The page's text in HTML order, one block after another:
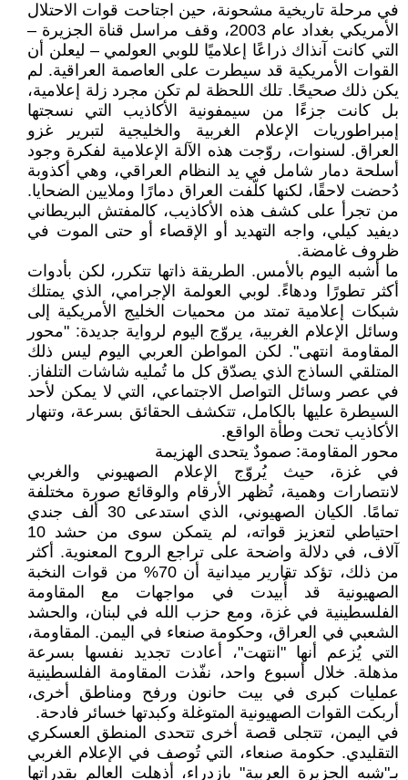
في مرحلة تاريخية مشحونة، حين اجتاحت قوات الاحتلال
الأمريكي بغداد عام 2003، وقف مراسل قناة الجزيرة –
التي كانت آنذاك ذراعًا إعلاميًا للوبي العولمي – ليعلن أن
القوات الأمريكية قد سيطرت على العاصمة العراقية. لم
يكن ذلك صحيحًا. تلك اللحظة لم تكن مجرد زلة إعلامية،
بل كانت جزءًا من سيمفونية الأكاذيب التي نسجتها
إمبراطوريات الإعلام الغربية والخليجية لتبرير غزو
العراق. لسنوات، روّجت هذه الآلة الإعلامية لفكرة وجود
أسلحة دمار شامل في يد النظام العراقي، وهي أكذوبة
دُحضت لاحقًا، لكنها كلّفت العراق دمارًا وملايين الضحايا.
من تجرأ على كشف هذه الأكاذيب، كالمفتش البريطاني
ديفيد كيلي، واجه التهديد أو الإقصاء أو حتى الموت في
ظروف غامضة.
ما أشبه اليوم بالأمس. الطريقة ذاتها تتكرر، لكن بأدوات
أكثر تطورًا ودهاءً. لوبي العولمة الإجرامي، الذي يمتلك
شبكات إعلامية تمتد من محميات الخليج الأمريكية إلى
وسائل الإعلام الغربية، يروّج اليوم لرواية جديدة: "محور
المقاومة انتهى". لكن المواطن العربي اليوم ليس ذلك
المتلقي الساذج الذي يصدّق كل ما تُمليه شاشات التلفاز.
في عصر وسائل التواصل الاجتماعي، التي لا يمكن لأحد
السيطرة عليها بالكامل، تتكشف الحقائق بسرعة، وتنهار
الأكاذيب تحت وطأة الواقع.
محور المقاومة: صمودٌ يتحدى الهزيمة
في غزة، حيث يُروّج الإعلام الصهيوني والغربي
لانتصارات وهمية، تُظهر الأرقام والوقائع صورة مختلفة
تمامًا. الكيان الصهيوني، الذي استدعى 30 ألف جندي
احتياطي لتعزيز قواته، لم يتمكن سوى من حشد 10
آلاف، في دلالة واضحة على تراجع الروح المعنوية. أكثر
من ذلك، تؤكد تقارير ميدانية أن 70% من قوات النخبة
الصهيونية قد أُبيدت في مواجهات مع المقاومة
الفلسطينية في غزة، ومع حزب الله في لبنان، والحشد
الشعبي في العراق، وحكومة صنعاء في اليمن. المقاومة،
التي يُزعم أنها "انتهت"، أعادت تجديد نفسها بسرعة
مذهلة. خلال أسبوع واحد، نفّذت المقاومة الفلسطينية
عمليات كبرى في بيت حانون ورفح ومناطق أخرى،
أربكت القوات الصهيونية المتوغلة وكبدتها خسائر فادحة.
في اليمن، تتجلى قصة أخرى تتحدى المنطق العسكري
التقليدي. حكومة صنعاء، التي تُوصف في الإعلام الغربي
بـ"شبه الجزيرة العربية" بازدراء، أذهلت العالم بقدراتها